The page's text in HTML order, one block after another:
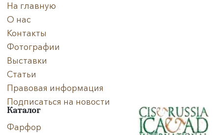
На главную
О нас
Контакты
Фотографии
Выставки
Статьи
Правовая информация
Подписаться на новости
Каталог
Фарфор